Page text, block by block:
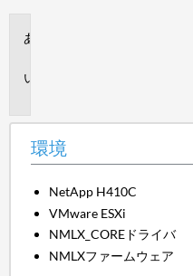
環境
NetApp H410C
VMware ESXi
NMLX_COREドライバ
NMLXファームウェア